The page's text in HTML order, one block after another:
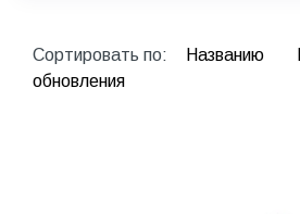
Сортировать по: Названию
обновления